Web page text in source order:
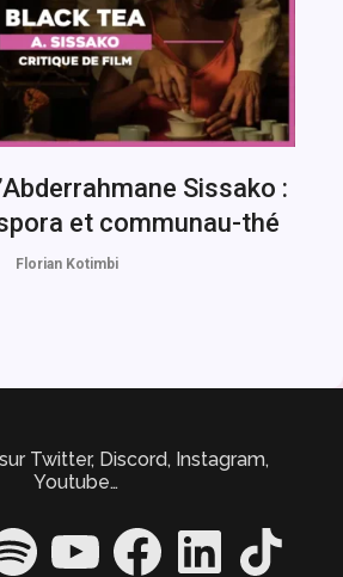
Sissako :
et communau-thé
Florian Kotimbi
Twitter, Discord, Instagram,
Youtube…
YouTube FacebookLinkedIn TikTok